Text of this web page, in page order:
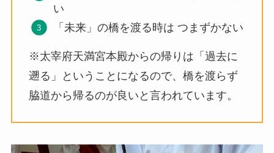
い
「未来」の橋を渡る時は つまずかない
※太宰府天満宮本殿からの帰りは「過去に
遡る」ということになるので、橋を渡らず
脇道から帰るのが良いと言われています。